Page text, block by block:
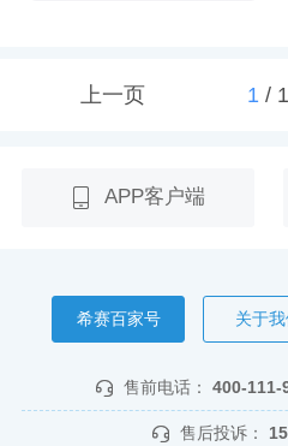
上一页 1/ 1
APP客户端
希赛百家号 关于
售前电话： 400-111-
售后投诉：